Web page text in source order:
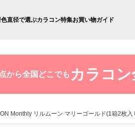
直径で選ぶカラコン特集お買い物ガイド
から全国どこでも カラコ
Monthly リルムーン マリーゴールド(1箱2枚入